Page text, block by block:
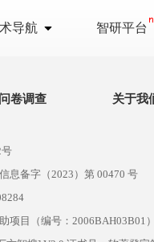
导航 智研平台
问卷调查 关于我
息备字（2023）第 00470 号
项目（编号：2006BAH03B01